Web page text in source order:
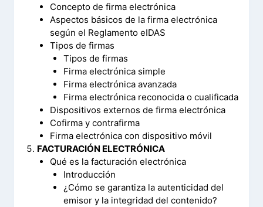
Concepto de firma electrónica
Aspectos básicos de la firma electrónica
según el Reglamento eIDAS
Tipos de firmas
Tipos de firmas
Firma electrónica simple
Firma electrónica avanzada
Firma electrónica reconocida o cualificada
Dispositivos externos de firma electrónica
Cofirma y contrafirma
Firma electrónica con dispositivo móvil
FACTURACIÓN ELECTRÓNICA
Qué es la facturación electrónica
Introducción
¿Cómo se garantiza la autenticidad del
emisor y la integridad del contenido?